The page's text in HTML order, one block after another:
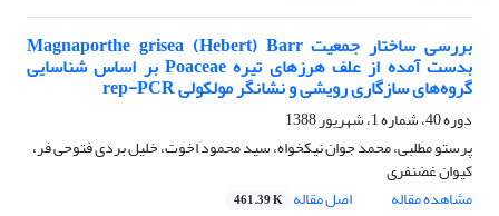
بررسی ساختار جمعیت Magnaporthe grisea (Hebert) Barr
بدست آمده از علف هرزهای تیره Poaceae بر اساس شناسایی
گروه‌های سازگاری رویشی و نشانگر مولکولی rep-PCR
دوره 40، شماره 1، شهریور 1388
پرستو مطلبی، محمد جوان نیکخواه، سید محمود اخوت، خلیل بردی فتوحی فر،
کیوان غضنفری
مشاهده مقاله
اصل مقاله 461.39 K